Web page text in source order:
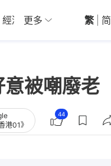
經濟 01深圳 觀點
更多 繁 简
被嘲廢老
港01》
44